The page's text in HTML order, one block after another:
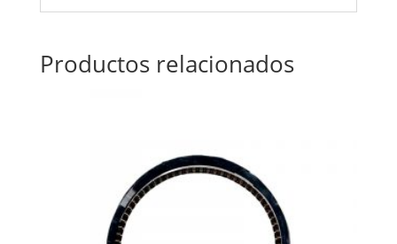
Productos relacionados